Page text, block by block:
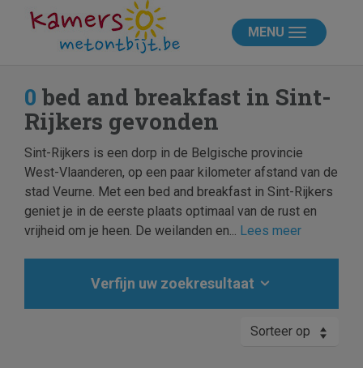
MENU
0 bed and breakfast in Sint-
Rijkers gevonden
Sint-Rijkers is een dorp in de Belgische provincie
West-Vlaanderen, op een paar kilometer afstand van de
stad Veurne. Met een bed and breakfast in Sint-Rijkers
geniet je in de eerste plaats optimaal van de rust en
vrijheid om je heen. De weilanden en... Lees meer
Verfijn uw zoekresultaat
Sorteer op